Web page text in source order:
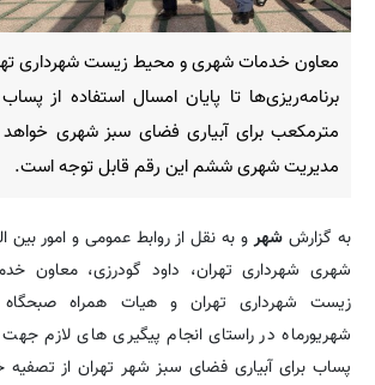
معاون خدمات شهری و محیط زیست شهرداری
مترمکعب برای آبیاری فضای سبز شهری
مدیریت شهری ششم این رقم قابل توجه است.
به گزارش شهرو به نقل از روابط عمومی و امور
شهری شهرداری تهران، داود گودرزی، معاون
شهریورماه در راستای انجام پیگیری های لازم
پساب برای آبیاری فضای سبز شهر تهران از تصفیه